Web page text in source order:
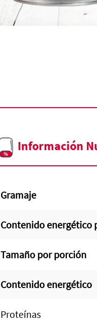
Información
Gramaje
Contenido energético
Tamaño por porción
Contenido energético
Proteínas